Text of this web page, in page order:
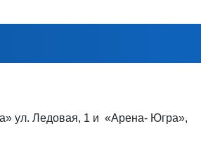
ул. Ледовая, 1 и «Арена- Югра»,